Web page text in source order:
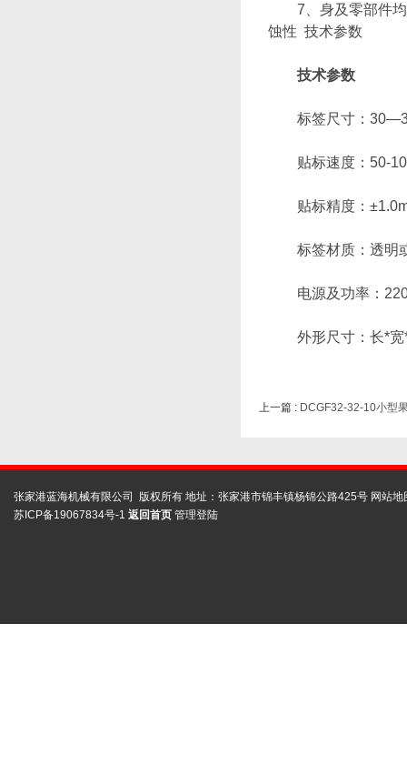
7、身及零部件均
蚀性 技术参数
技术参数
标签尺寸：
贴标速度：50-100
贴标精度：
标签材质：透明
电源及功率：
外形尺寸：长*宽*
上一篇 : DCGF32-32-10小型
张家港蓝海机械有限公司 版权所有 地址：张家港市锦丰镇杨锦公路425号 网站地
苏ICP备19067834号-1 返回首页 管理登陆